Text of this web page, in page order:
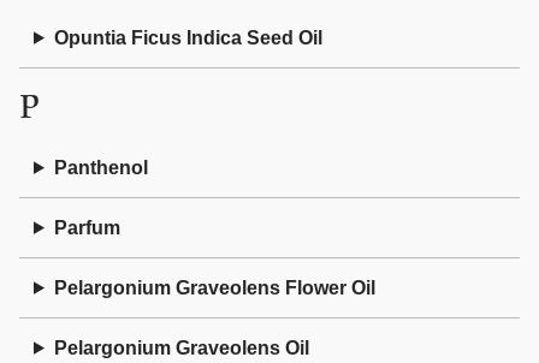
Opuntia Ficus Indica Seed Oil
P
Panthenol
Parfum
Pelargonium Graveolens Flower Oil
Pelargonium Graveolens Oil